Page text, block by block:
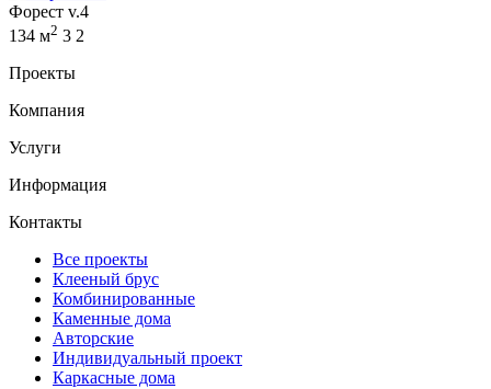
Форест v.4
134 м2 3 2
Проекты
Компания
Услуги
Информация
Контакты
Все проекты
Клееный брус
Комбинированные
Каменные дома
Авторские
Индивидуальный проект
Каркасные дома